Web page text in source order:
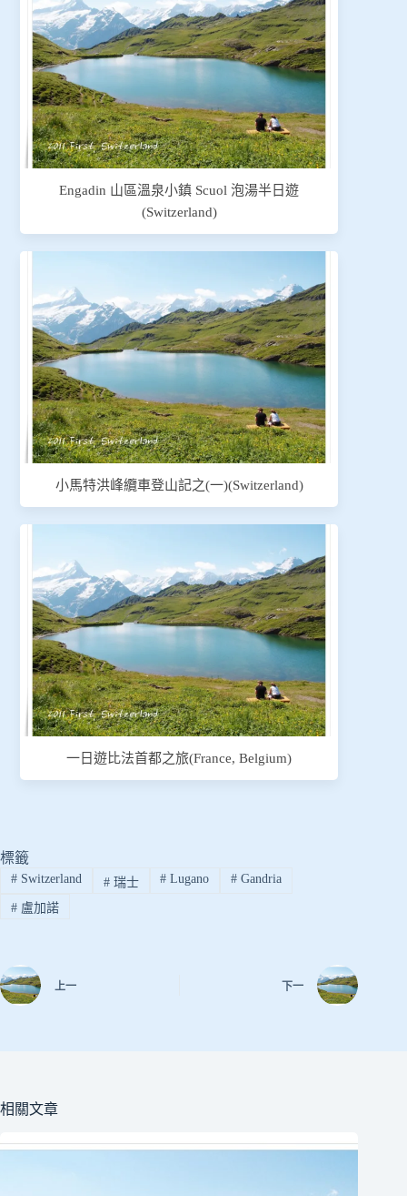
Engadin 山區溫泉小鎮 Scuol 泡湯半日遊
(Switzerland)
小馬特洪峰纜車登山記之(一)(Switzerland)
一日遊比法首都之旅(France, Belgium)
標籤
#Switzerland #瑞士 # Lugano # Gandria
#盧加諾
上一 下一
相關文章